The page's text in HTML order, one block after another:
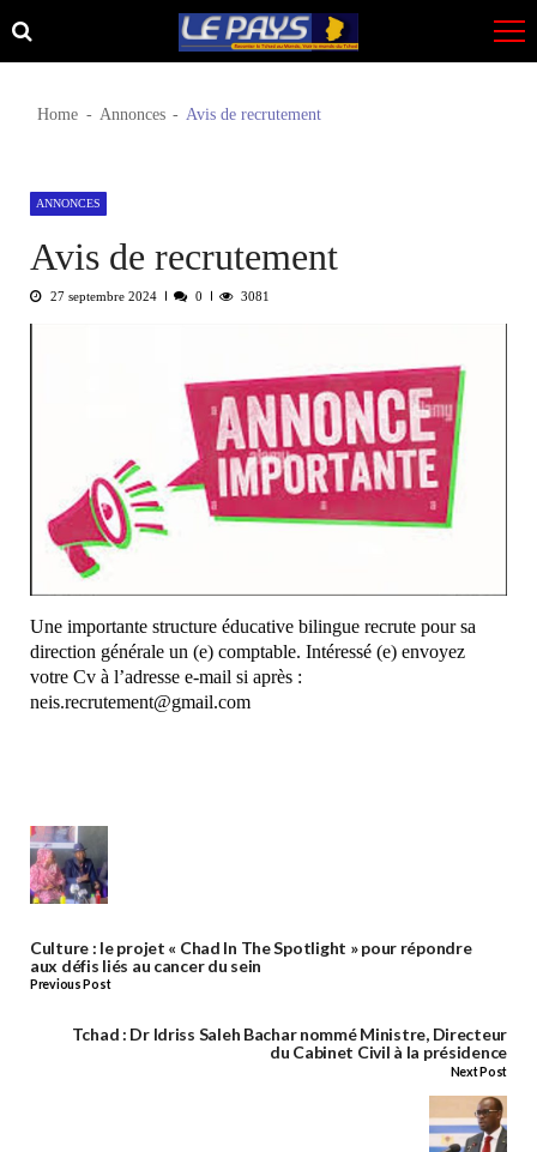
Skip
to
Skip
to
Home Annonces Avis de recrutement
ANNONCES
Avis de recrutement
27 septembre 2024 0 3081
Une importante structure éducative bilingue recrute pour sa
direction générale un (e) comptable. Intéressé (e) envoyez
votre Cv à l’adresse e-mail si après :
neis.recrutement@gmail.com
Culture : le projet « Chad In The Spotlight » pour répondre
aux défis liés au cancer du sein
Previous Post
Tchad : Dr Idriss Saleh Bachar nommé Ministre, Directeur
du Cabinet Civil à la présidence
Next Post